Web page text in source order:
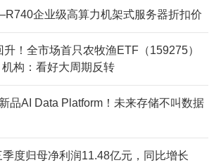
企业级高算力机架式服务器折扣价
！全市场首只农牧渔ETF（159275）
构：看好大周期反转
品AI Data Platform！未来存储不叫数据
度归母净利润11.48亿元，同比增长